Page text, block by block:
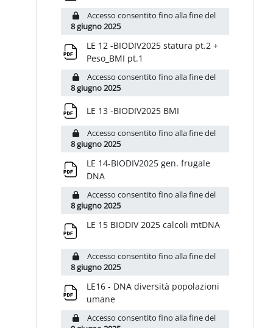
Accesso consentito fino alla fine del
8 giugno 2025
LE 12 -BIODIV2025 statura pt.2 +
Peso_BMI pt.1
Accesso consentito fino alla fine del
8 giugno 2025
LE 13 -BIODIV2025 BMI
Accesso consentito fino alla fine del
8 giugno 2025
LE 14-BIODIV2025 gen. frugale
DNA
Accesso consentito fino alla fine del
8 giugno 2025
LE 15 BIODIV 2025 calcoli mtDNAFile
Accesso consentito fino alla fine del
8 giugno 2025
LE16 - DNA diversità popolazioni
umane
Accesso consentito fino alla fine del